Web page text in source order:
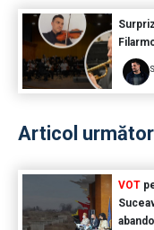
Articol următor
VOT